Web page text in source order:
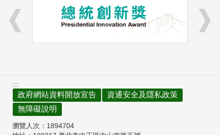
:::
政府網站資料開放宣告
資通安全及隱私政策
無障礙說明
瀏覽人次： 1894704